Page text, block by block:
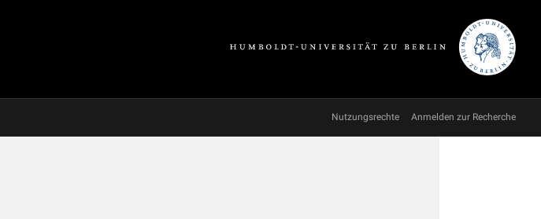
Nutzungsrechte Anmelden zur Recherche